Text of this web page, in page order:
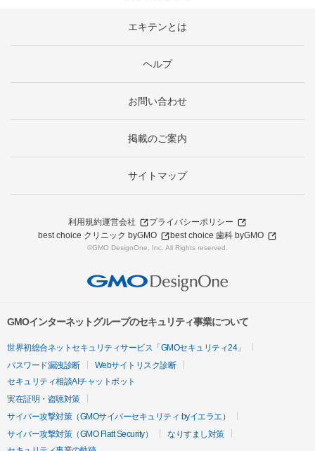
エキテンとは
ヘルプ
お問い合わせ
掲載のご案内
サイトマップ
利用規約運営会社
プライバシーポリシー
best choice クリニック byGMO
best choice 歯科 byGMO
©GMO DesignOne, Inc. All Rights reserved.
GMOインターネットグループのセキュリティ事業について
世界初総合ネットセキュリティサービス「GMOセキュリティ24」
パスワード漏洩診断
Webサイトリスク診断
セキュリティ相談AIチャットボット
実在証明・盗聴対策
サイバー攻撃対策（GMOサイバーセキュリティ byイエラエ）
サイバー攻撃対策（GMO Flatt Security）
なりすまし対策